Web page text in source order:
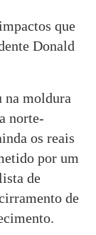
que
Donald
na moldura
norte-
os reais
por um
de
de